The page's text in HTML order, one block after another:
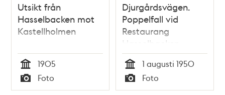
Utsikt från
Hasselbacken mot
Kastellholmen
Tid
1905
Typ
Foto
Djurgårdsvägen.
Poppelfall vid
Restaurang
Hasselbacken
Tid
1 augusti 1950
Typ
Foto